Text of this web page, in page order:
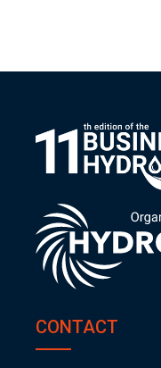
CONTACT